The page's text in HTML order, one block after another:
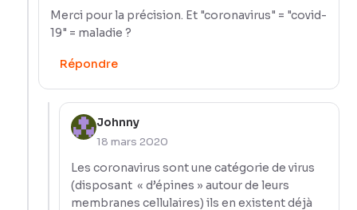
Merci pour la précision. Et "coronavirus" = "covid-
19" = maladie ?
Répondre
Johnny
18 mars 2020
Les coronavirus sont une catégorie de virus
(disposant « d’épines » autour de leurs
membranes cellulaires) ils en existent déjà